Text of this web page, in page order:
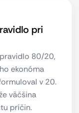
pri
80/20,
ekonóma
v 20.
väčšina
príčin.